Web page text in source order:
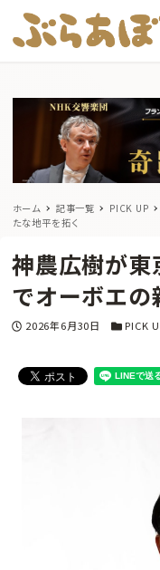
ホーム 記事一覧 PICK UP
たな地平を拓く
神農広樹が
でオーボエの
投稿日
2026年6月30日 カテゴリ
PICK